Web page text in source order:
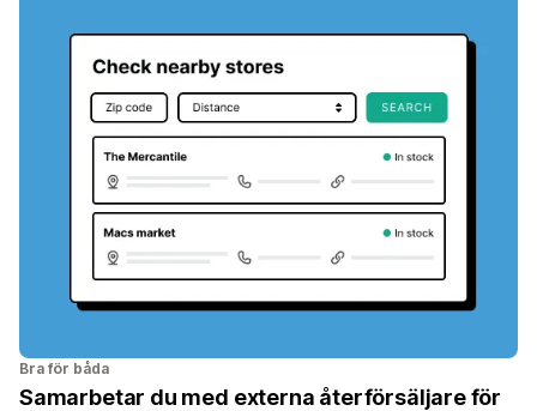
Bra för båda
Samarbetar du med externa återförsäljare för